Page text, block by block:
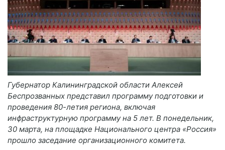
Губернатор Калининградской области Алексей
Беспрозванных представил программу подготовки и
проведения 80-летия региона, включая
инфраструктурную программу на 5 лет. В понедельник,
30 марта, на площадке Национального центра «Россия»
прошло заседание организационного комитета.